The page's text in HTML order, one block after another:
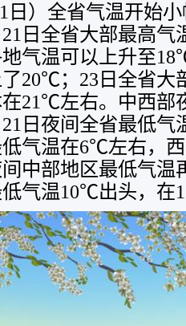
日）全省气温开始
21日全省大部最高
地气温可以上升至
20℃；23日全省大
21℃左右。中西部
日夜间全省最低
低气温在6℃左右，
间中部地区最低气
低气温10℃出头，